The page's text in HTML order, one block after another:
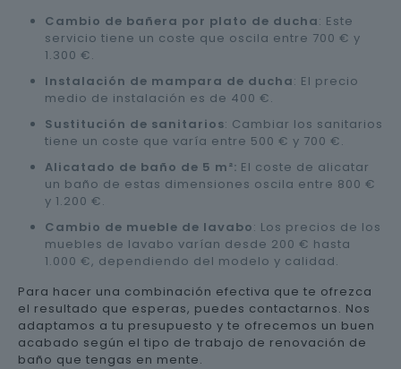
Cambio de bañera por plato de ducha: Este
servicio tiene un coste que oscila entre 700 € y
1.300 €.
Instalación de mampara de ducha: El precio
medio de instalación es de 400 €.
Sustitución de sanitarios: Cambiar los sanitarios
tiene un coste que varía entre 500 € y 700 €.
Alicatado de baño de 5 m²: El coste de alicatar
un baño de estas dimensiones oscila entre 800 €
y 1.200 €.
Cambio de mueble de lavabo: Los precios de los
muebles de lavabo varían desde 200 € hasta
1.000 €, dependiendo del modelo y calidad.
Para hacer una combinación efectiva que te ofrezca
el resultado que esperas, puedes contactarnos. Nos
adaptamos a tu presupuesto y te ofrecemos un buen
acabado según el tipo de trabajo de renovación de
baño que tengas en mente.